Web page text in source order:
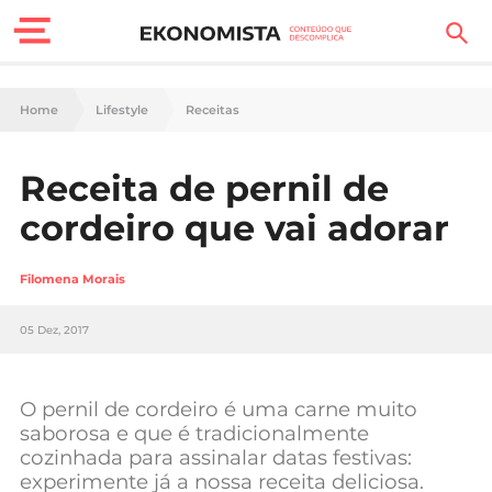
Finanças Pessoais
Carreira
Tecnologia
Negócios
Home Lifestyle Receitas
Receita de pernil de
cordeiro que vai adorar
Filomena Morais
05 Dez, 2017
O pernil de cordeiro é uma carne muito
saborosa e que é tradicionalmente
cozinhada para assinalar datas festivas:
experimente já a nossa receita deliciosa.